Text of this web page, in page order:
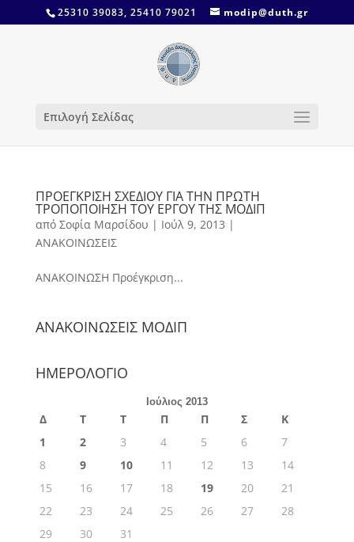
25310 39083, 25410 79021 modip@duth.gr
Επιλογή Σελίδας
ΠΡΟΕΓΚΡΙΣΗ ΣΧΕΔΙΟΥ ΓΙΑ ΤΗΝ ΠΡΩΤΗ
ΤΡΟΠΟΠΟΙΗΣΗ ΤΟΥ ΕΡΓΟΥ ΤΗΣ ΜΟΔΙΠ
από Σοφία Μαρσίδου | Ιούλ 9, 2013 |
ΑΝΑΚΟΙΝΩΣΕΙΣ
ΑΝΑΚΟΙΝΩΣΗ Προέγκριση...
ΑΝΑΚΟΙΝΩΣΕΙΣ ΜΟΔΙΠ
ΗΜΕΡΟΛΟΓΙΟ
Ιούλιος 2013
Δ Τ Τ Π Π Σ
Κ
1
2 3 4 5 6
7
8
9 10 11 12 13
14
15
16 17 18 19 20
21
22
23 24 25 26 27
28
29
30
31